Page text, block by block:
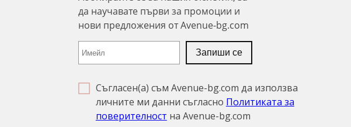
Съгласен(а) съм Avenue-bg.com да използва
личните ми данни съгласно Политиката за
поверителност на Avenue-bg.com